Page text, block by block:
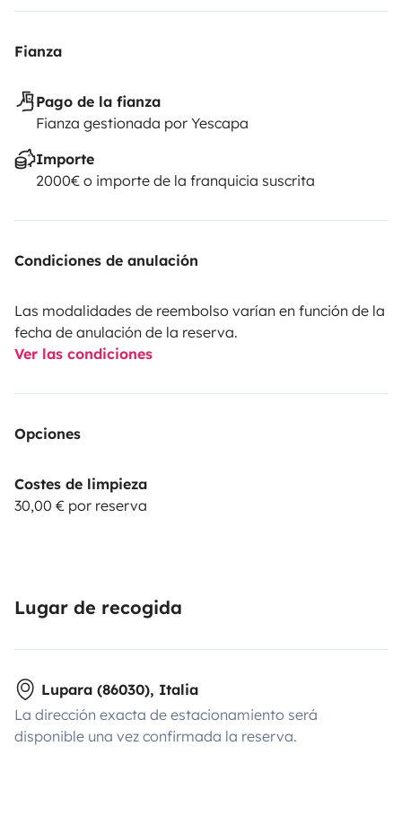
Fianza
Pago de la fianza
Fianza gestionada por Yescapa
Importe
2000€ o importe de la franquicia suscrita
Condiciones de anulación
Las modalidades de reembolso varían en función de la
fecha de anulación de la reserva.
Ver las condiciones
Opciones
Costes de limpieza
30,00 € por reserva
Lugar de recogida
Lupara (86030), Italia
La dirección exacta de estacionamiento será
disponible una vez confirmada la reserva.